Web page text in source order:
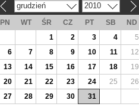
grudzień 2010
PN WT ŚR CZ PT SB
ND
1
2 3 4
5
6
7 8 9 10 11
12
13
14 15 16 17 18
19
20
21 22 23 24 25
26
27
28 29 30 31